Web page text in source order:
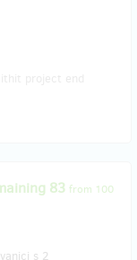
83 from 100
s 2